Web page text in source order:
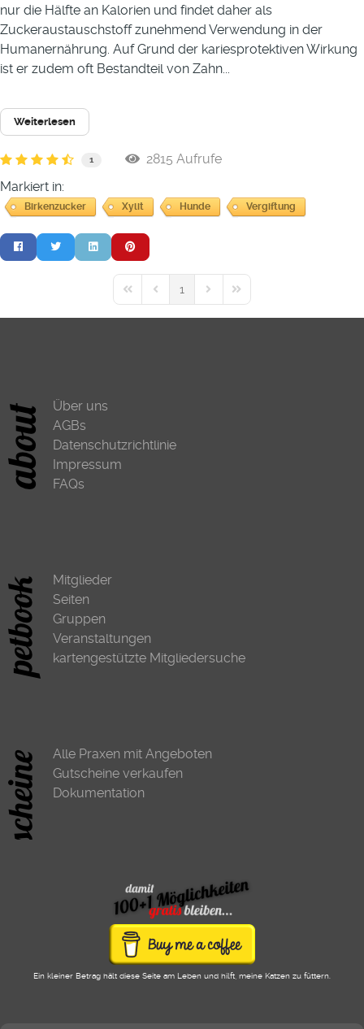
nur die Hälfte an Kalorien und findet daher als
Zuckeraustauschstoff zunehmend Verwendung in der
Humanernährung. Auf Grund der kariesprotektiven Wirkung
ist er zudem oft Bestandteil von Zahn...
Weiterlesen
1
2815 Aufrufe
Markiert in:
Birkenzucker Xylit Hunde Vergiftung
First PagePrevious Page
1
Next PageLast Page
Über uns
AGBs
Datenschutzrichtlinie
Impressum
FAQs
Mitglieder
Seiten
Gruppen
Veranstaltungen
kartengestützte Mitgliedersuche
Alle Praxen mit Angeboten
Gutscheine verkaufen
Dokumentation
Ein kleiner Betrag hält diese Seite am Leben und hilft, meine Katzen zu füttern.